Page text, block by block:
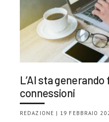
L’AI sta
connessioni
REDAZIONE | 19 FEBBRAIO